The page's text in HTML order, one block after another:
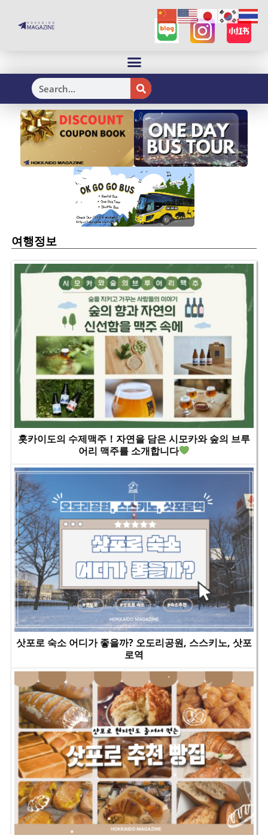
H
여행정보
홋카이도의 수제맥주！자연을 담은 시모카와 숲의 브루
어리 맥주를 소개합니다
삿포로 숙소 어디가 좋을까? 오도리공원, 스스키노, 삿포
로역